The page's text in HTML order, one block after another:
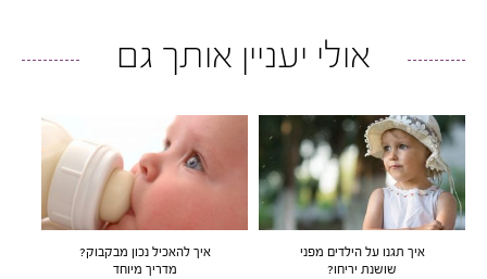
אולי יעניין אותך גם
איך תגנו על הילדים מפני
שושנת יריחו?
איך להאכיל נכון מבקבוק?
מדריך מיוחד